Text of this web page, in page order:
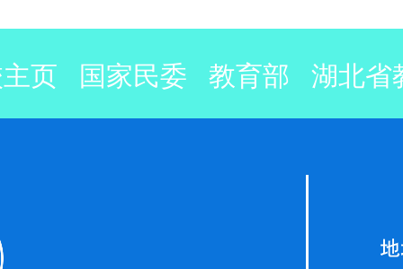
页 国家民委 教育部 湖北省